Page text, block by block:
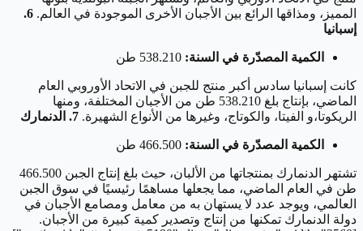
المميز، ومذاقها الرائع بين الأجبان الأخرى الموجودة في العالم.
6.
إسبانيا
الكمية المصدّرة في السنة:
كانت إسبانيا سادس أكبر منتج للجبن في الاتحاد الأوروبي العام
الماضي، بإنتاج بلغ 538.210 طن من الأجبان المختلفة، ومنها
الريكوتا،و الفيتا، والكوتاج، وغيرها من الأنواع الشهيرة. 7. الدنمارك
الكمية المصدّرة في السنة:
تشتهر الدنمارك بمنتجاتها من الألبان، حيث بلغ إنتاج الجبن 466.500
طن في العام الماضي، مما يجعلها مساهمًا رئيسيًا في سوق الجبن
العالمي، ويوجد عدد لا يستهان به من معامل ومصامع الأجبان في
دولة الدنمارك تمكنها من إنتاج وتصدير كمية كبيرة من الأجبان.